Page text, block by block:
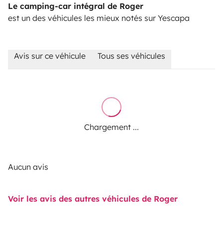
Le camping-car intégral de Roger
est un des véhicules les mieux notés sur Yescapa
Avis sur ce véhicule Tous ses véhicules
Chargement ...
Aucun avis
Voir les avis des autres véhicules de Roger